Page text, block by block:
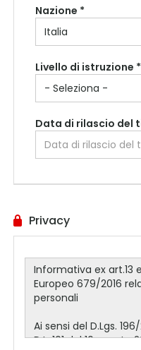
Nazione *
Livello di istruzione *
Data di rilascio del
Privacy